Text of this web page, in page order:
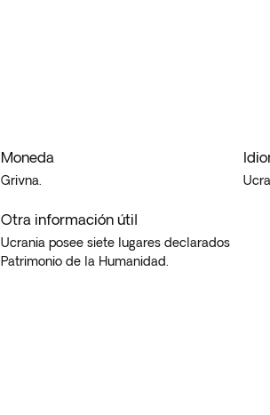
Moneda
Grivna.
Otra información útil
Ucrania posee siete lugares declarados
Patrimonio de la Humanidad.